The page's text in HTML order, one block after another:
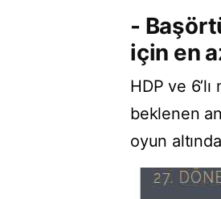
-
için en
HDP ve
beklenen
oyun